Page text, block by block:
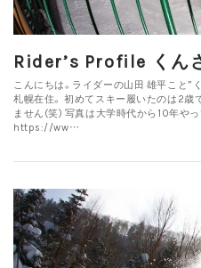
Rider’s Profile くん
こんにちは。ライダーの山田 雄平こと”
札幌在住。 初めてスキー履いたのは2歳
ません(笑) 写真は大学時代から10年や
https://ww…